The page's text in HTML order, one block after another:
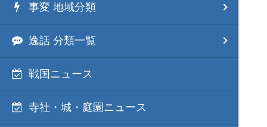
事変 地域分類
逸話 分類一覧
戦国ニュース
寺社・城・庭園ニュース